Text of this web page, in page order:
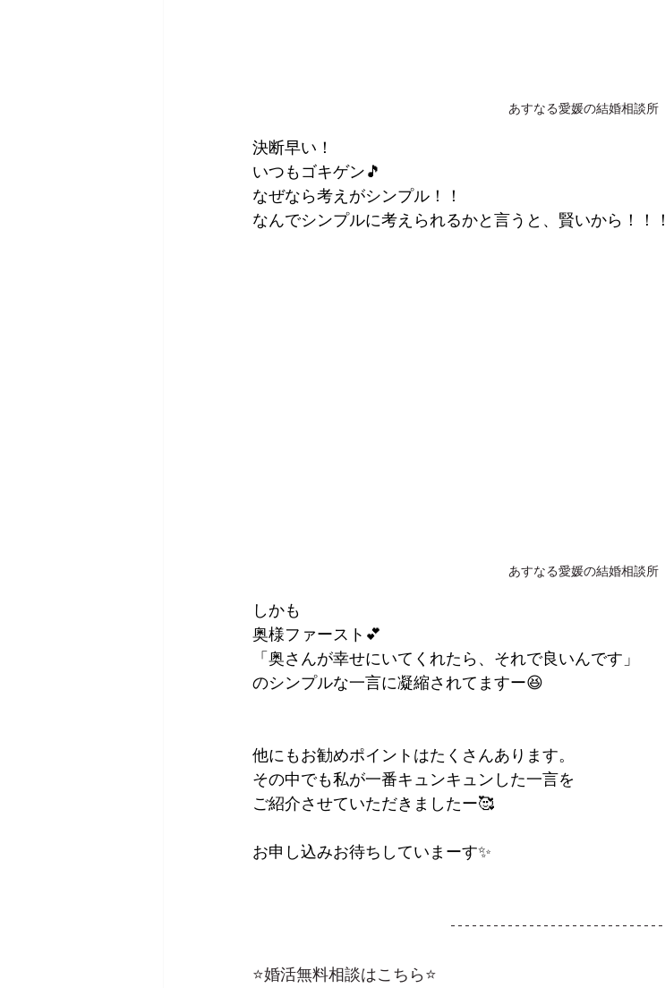
あすなる愛媛の結婚相談所
決断早い！
いつもゴキゲン🎵
なぜなら考えがシンプル！！
なんでシンプルに考えられるかと言うと、賢いから！！！
あすなる愛媛の結婚相談所
しかも
奥様ファースト💕
「奥さんが幸せにいてくれたら、それで良いんです」
のシンプルな一言に凝縮されてますー😆
他にもお勧めポイントはたくさんあります。
その中でも私が一番キュンキュンした一言を
ご紹介させていただきましたー🥰
お申し込みお待ちしていまーす✨
⭐️婚活無料相談はこちら⭐️